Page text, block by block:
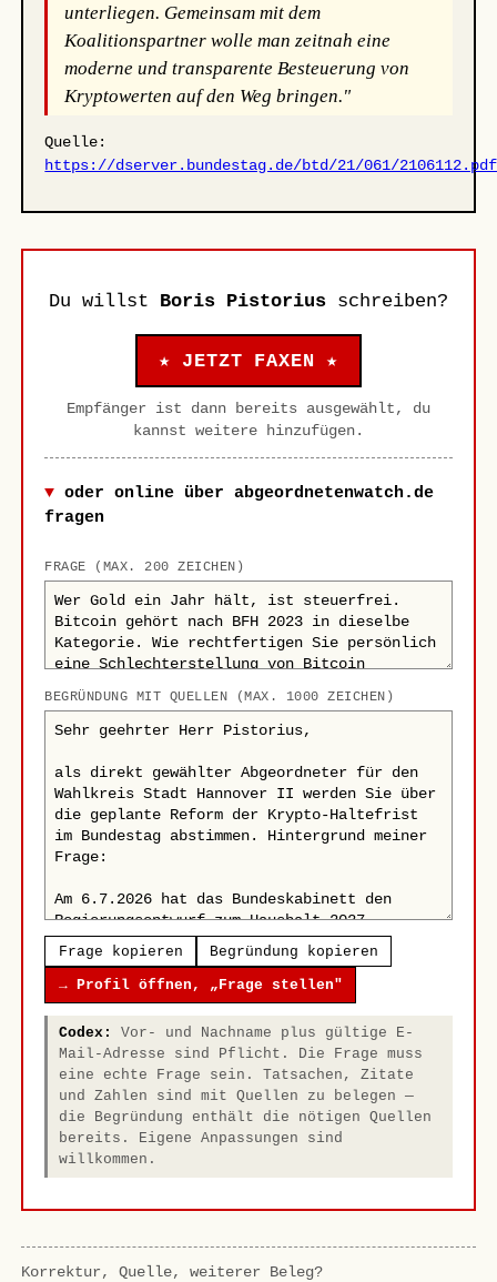
unterliegen. Gemeinsam mit dem
Koalitionspartner wolle man zeitnah eine
moderne und transparente Besteuerung von
Kryptowerten auf den Weg bringen."
Quelle:
https://dserver.bundestag.de/btd/21/061/2106112.pdf
Du willst Boris Pistorius schreiben?
★ JETZT FAXEN ★
Empfänger ist dann bereits ausgewählt, du
kannst weitere hinzufügen.
oder online über abgeordnetenwatch.de
fragen
FRAGE (MAX. 200 ZEICHEN)
BEGRÜNDUNG MIT QUELLEN (MAX. 1000 ZEICHEN)
Frage kopieren Begründung kopieren
→ Profil öffnen, „Frage stellen"
Codex:
Vor- und Nachname plus gültige E-
Mail-Adresse sind Pflicht. Die Frage muss
eine echte Frage sein. Tatsachen, Zitate
und Zahlen sind mit Quellen zu belegen —
die Begründung enthält die nötigen Quellen
bereits. Eigene Anpassungen sind
willkommen.
Korrektur, Quelle, weiterer Beleg?